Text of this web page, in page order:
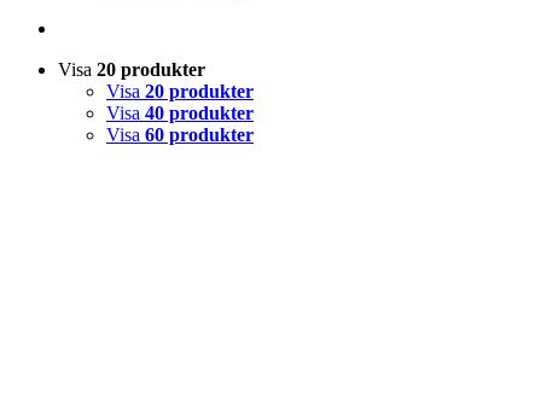
Visa 20 produkter
Visa 20 produkter
Visa 40 produkter
Visa 60 produkter